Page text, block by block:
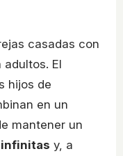
casadas con
El
hijos de
en un
mantener un
y, a